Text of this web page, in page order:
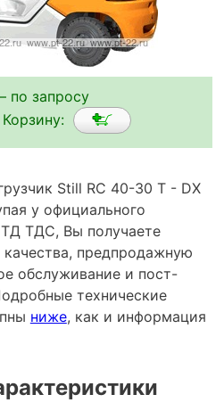
по запросу
Still RC 40-30 T - DX
у официального
ТДС, Вы получаете
предпродажную
обслуживание и пост-
технические
ниже, как и информация